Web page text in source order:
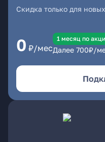
Скидка только для
0 ₽/мес
1 месяц по
Далее 700₽/